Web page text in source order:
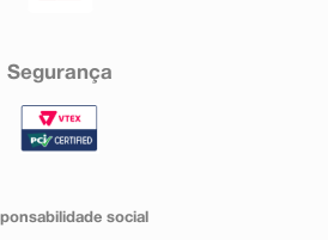
Segurança
social